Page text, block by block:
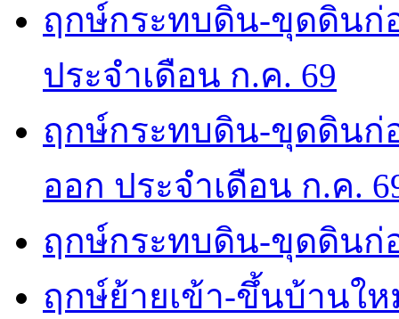
ฤกษ์กระทบดิน-ขุดดินก่
ประจำเดือน ก.ค. 69
ฤกษ์กระทบดิน-ขุดดินก่
ออก ประจำเดือน ก.ค.
ฤกษ์กระทบดิน-ขุดดินก่
ฤกษ์ย้ายเข้า-ขึ้นบ้านใ